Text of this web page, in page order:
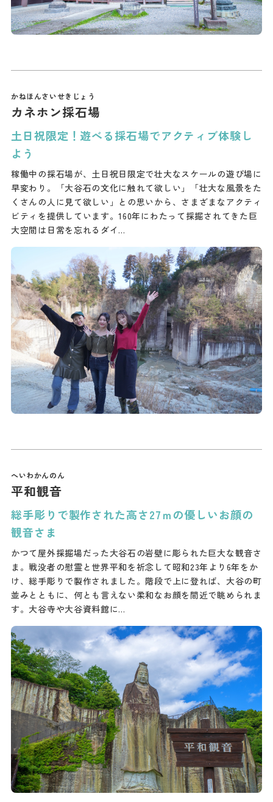
カネホン採石場
土日祝限定！遊べる採石場でアクティブ体験し
よう
稼働中の採石場が、土日祝日限定で壮大なスケールの遊び場に
早変わり。「大谷石の文化に触れて欲しい」「壮大な風景をた
くさんの人に見て欲しい」との思いから、さまざまなアクティ
ビティを提供しています。160年にわたって採掘されてきた巨
大空間は日常を忘れるダイ…
平和観音
総手彫りで製作された高さ27ｍの優しいお顔の
観音さま
かつて屋外採掘場だった大谷石の岩壁に彫られた巨大な観音さ
ま。戦没者の慰霊と世界平和を祈念して昭和23年より6年をか
け、総手彫りで製作されました。階段で上に登れば、大谷の町
並みとともに、何とも言えない柔和なお顔を間近で眺められま
す。大谷寺や大谷資料館に…